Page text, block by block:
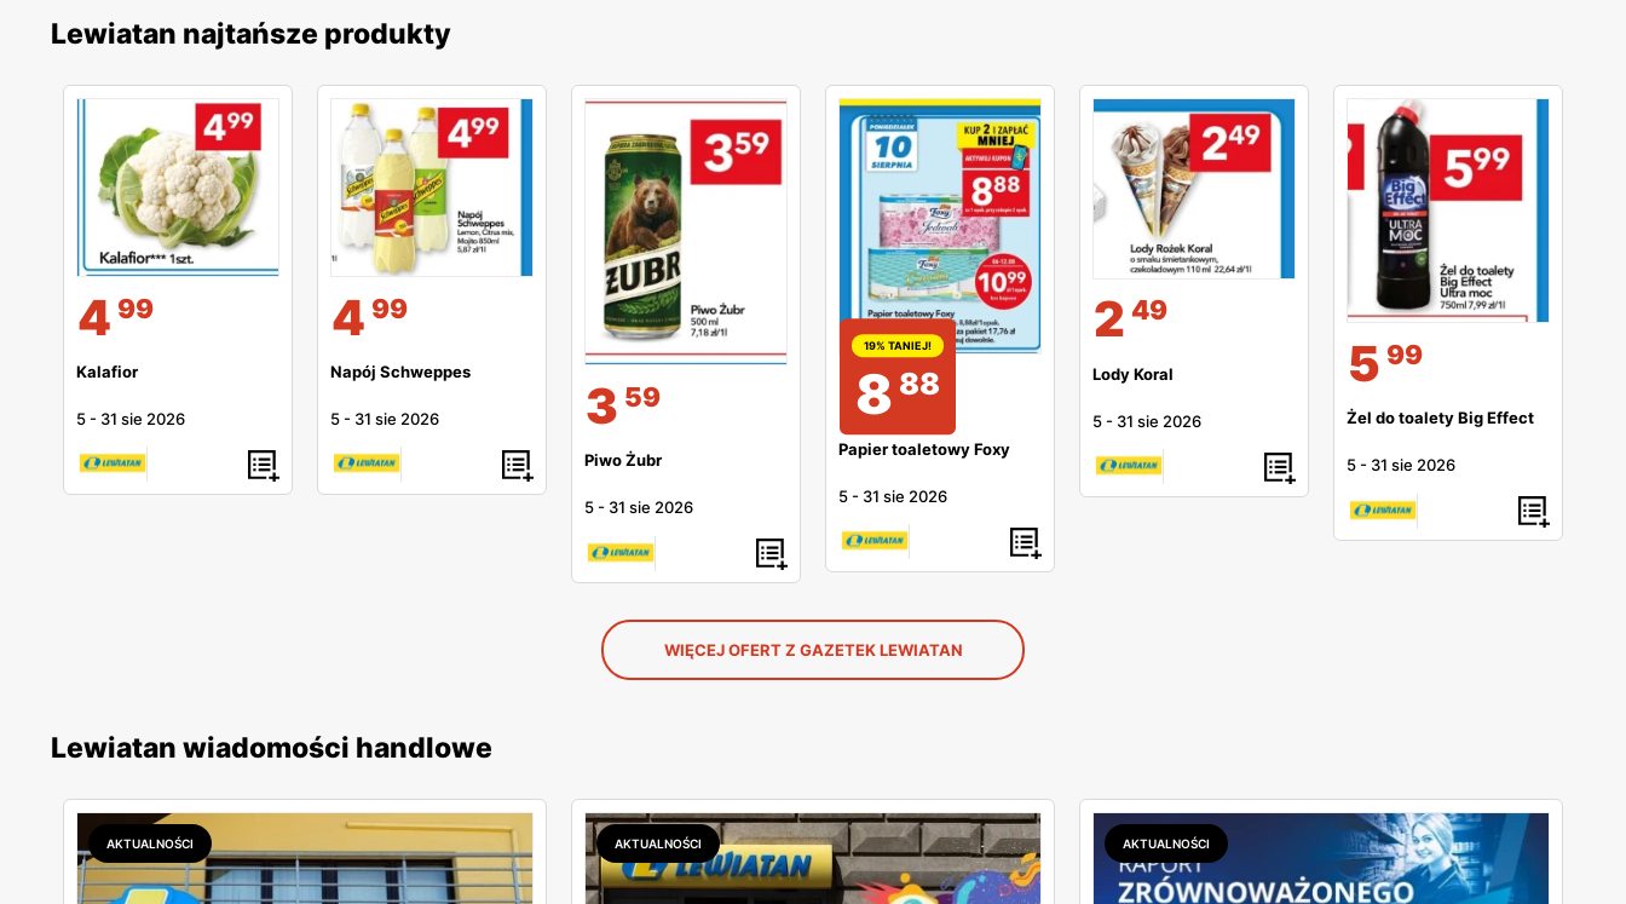
Lewiatan najtańsze produkty
4 99
Kalafior
5 - 31 sie 2026
4 99
Napój Schweppes
5 - 31 sie 2026 3 59
Piwo Żubr
5 - 31 sie 2026
19% TANIEJ!
8 88
Papier toaletowy Foxy
5 - 31 sie 2026
2 49
Lody Koral
5 - 31 sie 2026
5 99
Żel do toalety Big Effect
5 - 31 sie 2026
WIĘCEJ OFERT Z GAZETEK LEWIATAN
Lewiatan wiadomości handlowe
AKTUALNOŚCI AKTUALNOŚCI AKTUALNOŚCI